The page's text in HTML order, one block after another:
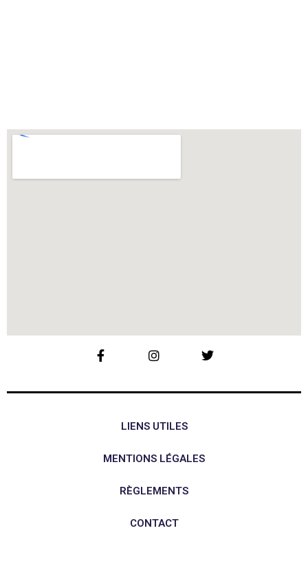
LIENS UTILES
MENTIONS LÉGALES
RÈGLEMENTS
CONTACT